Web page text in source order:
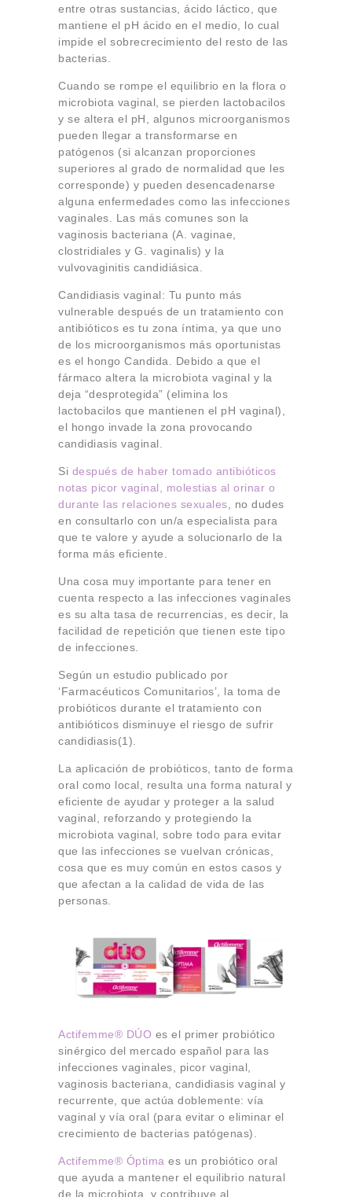
entre otras sustancias, ácido láctico, que
mantiene el pH ácido en el medio, lo cual
impide el sobrecrecimiento del resto de las
bacterias.
Cuando se rompe el equilibrio en la flora o
microbiota vaginal, se pierden lactobacilos
y se altera el pH, algunos microorganismos
pueden llegar a transformarse en
patógenos (si alcanzan proporciones
superiores al grado de normalidad que les
corresponde) y pueden desencadenarse
alguna enfermedades como las infecciones
vaginales. Las más comunes son la
vaginosis bacteriana (A. vaginae,
clostridiales y G. vaginalis) y la
vulvovaginitis candidiásica.
Candidiasis vaginal: Tu punto más
vulnerable después de un tratamiento con
antibióticos es tu zona íntima, ya que uno
de los microorganismos más oportunistas
es el hongo Candida. Debido a que el
fármaco altera la microbiota vaginal y la
deja “desprotegida” (elimina los
lactobacilos que mantienen el pH vaginal),
el hongo invade la zona provocando
candidiasis vaginal.
Si después de haber tomado antibióticos
notas picor vaginal, molestias al orinar o
durante las relaciones sexuales, no dudes
en consultarlo con un/a especialista para
que te valore y ayude a solucionarlo de la
forma más eficiente.
Una cosa muy importante para tener en
cuenta respecto a las infecciones vaginales
es su alta tasa de recurrencias, es decir, la
facilidad de repetición que tienen este tipo
de infecciones.
Según un estudio publicado por
‘Farmacéuticos Comunitarios’, la toma de
probióticos durante el tratamiento con
antibióticos disminuye el riesgo de sufrir
candidiasis(1).
La aplicación de probióticos, tanto de forma
oral como local, resulta una forma natural y
eficiente de ayudar y proteger a la salud
vaginal, reforzando y protegiendo la
microbiota vaginal, sobre todo para evitar
que las infecciones se vuelvan crónicas,
cosa que es muy común en estos casos y
que afectan a la calidad de vida de las
personas.
Actifemme® DÚO es el primer probiótico
sinérgico del mercado español para las
infecciones vaginales, picor vaginal,
vaginosis bacteriana, candidiasis vaginal y
recurrente, que actúa doblemente: vía
vaginal y vía oral (para evitar o eliminar el
crecimiento de bacterias patógenas).
Actifemme® Óptima es un probiótico oral
que ayuda a mantener el equilibrio natural
de la microbiota, y contribuye al